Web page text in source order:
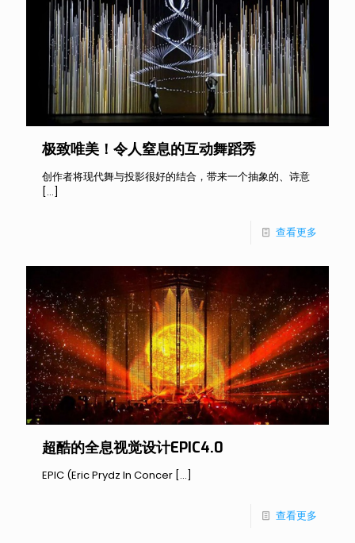
极致唯美！令人窒息的互动舞蹈秀
创作者将现代舞与投影很好的结合，带来一个抽象的、诗意
[…]
查看更多
超酷的全息视觉设计EPIC4.0
EPIC (Eric Prydz In Concer […]
查看更多